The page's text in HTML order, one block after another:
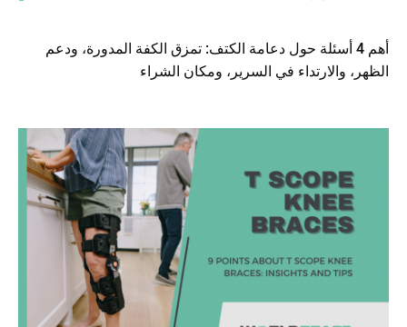
أهم 4 أسئلة حول دعامة الكتف: تمزق الكفة المدورة، ودعم
الظهر، والارتداء في السرير، ومكان الشراء